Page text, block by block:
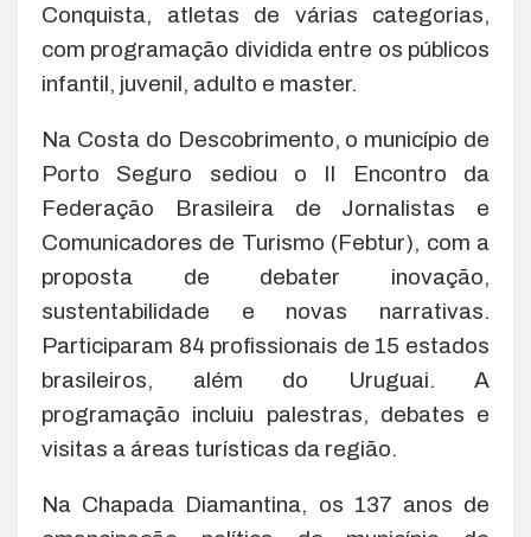
Conquista, atletas de várias categorias,
com programação dividida entre os públicos
infantil, juvenil, adulto e master.
Na Costa do Descobrimento, o município de
Porto Seguro sediou o II Encontro da
Federação Brasileira de Jornalistas e
Comunicadores de Turismo (Febtur), com a
proposta de debater inovação,
sustentabilidade e novas narrativas.
Participaram 84 profissionais de 15 estados
brasileiros, além do Uruguai. A
programação incluiu palestras, debates e
visitas a áreas turísticas da região.
Na Chapada Diamantina, os 137 anos de